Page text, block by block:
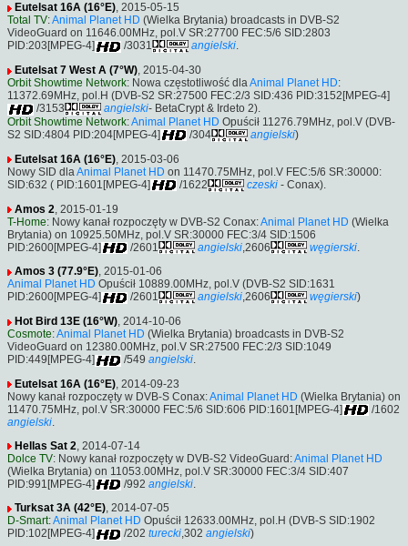
Eutelsat 16A (16°E), 2015-05-15
Total TV:Animal Planet HD (Wielka Brytania) broadcasts in DVB-S2
VideoGuard on 11646.00MHz, pol.V SR:27700 FEC:5/6 SID:2803
PID:203[MPEG-4]
/3031 angielski.
Eutelsat 7 West A (7°W), 2015-04-30
Orbit Showtime Network: Nowa częstotliwość dlaAnimal Planet HD:
11372.69MHz, pol.H (DVB-S2 SR:27500 FEC:2/3 SID:436 PID:3152[MPEG-4]
/3153
angielski- BetaCrypt & Irdeto 2).
Orbit Showtime Network:Animal Planet HD Opuścił 11276.79MHz, pol.V (DVB-
S2 SID:4804 PID:204[MPEG-4]
/304 angielski)
Eutelsat 16A (16°E), 2015-03-06
Nowy SID dlaAnimal Planet HD on 11470.75MHz, pol.V FEC:5/6 SR:30000:
SID:632 ( PID:1601[MPEG-4]
/1622 czeski - Conax).
Amos 2 , 2015-01-19
T-Home: Nowy kanał rozpoczęty w DVB-S2 Conax:Animal Planet HD (Wielka
Brytania) on 10925.50MHz, pol.V SR:30000 FEC:3/4 SID:1506
PID:2600[MPEG-4]
/2601 angielski ,2606 węgierski
Amos 3 (77.9°E), 2015-01-06
Animal Planet HD Opuścił 10889.00MHz, pol.V (DVB-S2 SID:1631
PID:2600[MPEG-4]
/2601 angielski,2606 węgierski)
Hot Bird 13E (16°W), 2014-10-06
Cosmote:Animal Planet HD (Wielka Brytania) broadcasts in DVB-S2
VideoGuard on 12380.00MHz, pol.V SR:27500 FEC:2/3 SID:1049
PID:449[MPEG-4]
/549 angielski.
Eutelsat 16A (16°E) , 2014-09-23
Nowy kanał rozpoczęty w DVB-S Conax:Animal Planet HD (Wielka Brytania) on
11470.75MHz, pol.V SR:30000 FEC:5/6 SID:606 PID:1601[MPEG-4]
/1602
angielski.
Hellas Sat 2, 2014-07-14
Dolce TV: Nowy kanał rozpoczęty w DVB-S2 VideoGuard:Animal Planet HD
(Wielka Brytania) on 11053.00MHz, pol.V SR:30000 FEC:3/4 SID:407
PID:991[MPEG-4]
/992 angielski.
Turksat 3A (42°E), 2014-07-05
D-Smart:Animal Planet HD Opuścił 12633.00MHz, pol.H (DVB-S SID:1902
PID:102[MPEG-4]
/202 turecki,302 angielski)